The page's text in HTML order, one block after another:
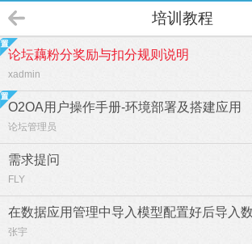
培训教程
论坛藕粉分奖励与扣分规则说明
xadmin
O2OA用户操作手册-环境部署及搭建应用
论坛管理员
需求提问
FLY
在数据应用管理中导入模型配置好后导入
张宇